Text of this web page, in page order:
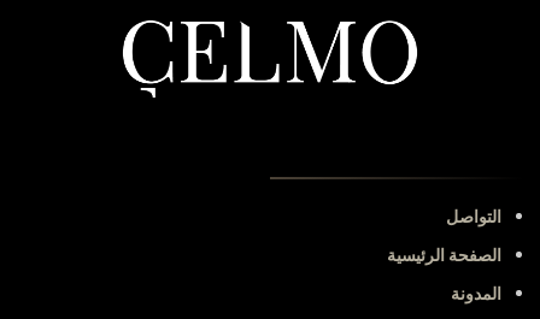
التواصل
الصفحة الرئيسية
المدونة